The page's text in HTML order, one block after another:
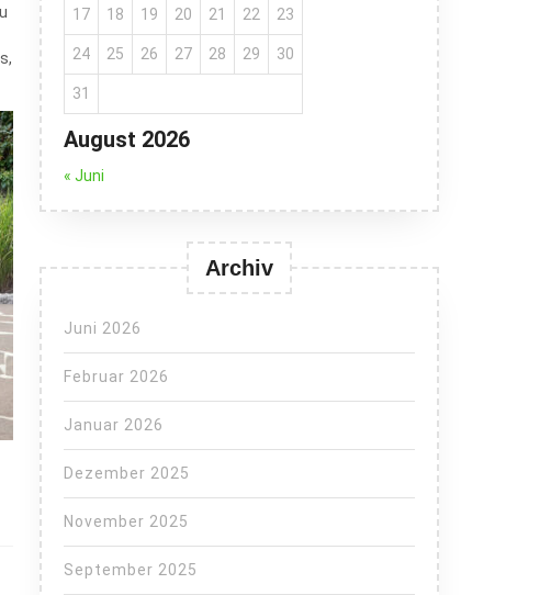
August 2026
17 18 19 20 21 22 23
24 25 26 27 28 29 30
31
« Juni
Archiv
Juni 2026
Februar 2026
Januar 2026
Dezember 2025
November 2025
September 2025